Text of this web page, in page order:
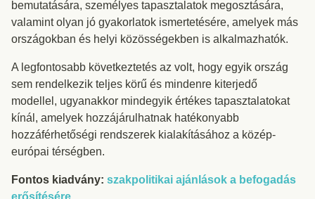
bemutatására, személyes tapasztalatok megosztására,
valamint olyan jó gyakorlatok ismertetésére, amelyek más
országokban és helyi közösségekben is alkalmazhatók.
A legfontosabb következtetés az volt, hogy egyik ország
sem rendelkezik teljes körű és mindenre kiterjedő
modellel, ugyanakkor mindegyik értékes tapasztalatokat
kínál, amelyek hozzájárulhatnak hatékonyabb
hozzáférhetőségi rendszerek kialakításához a közép-
európai térségben.
Fontos kiadvány: szakpolitikai ajánlások a befogadás
erősítésére